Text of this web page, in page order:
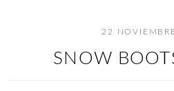
22
SNOW